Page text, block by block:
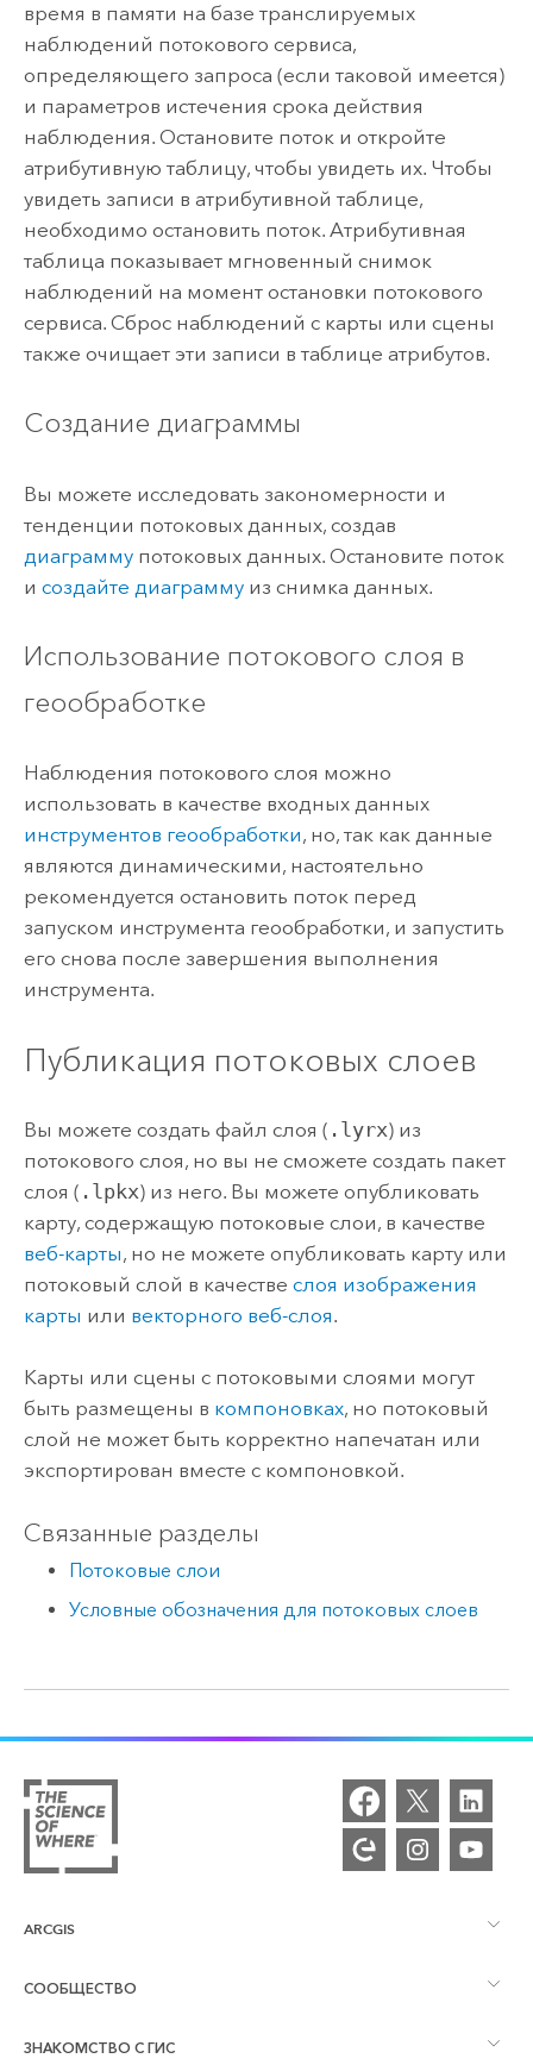
время в памяти на базе транслируемых
наблюдений потокового сервиса,
определяющего запроса (если таковой имеется)
и параметров истечения срока действия
наблюдения. Остановите поток и откройте
атрибутивную таблицу, чтобы увидеть их. Чтобы
увидеть записи в атрибутивной таблице,
необходимо остановить поток. Атрибутивная
таблица показывает мгновенный снимок
наблюдений на момент остановки потокового
сервиса. Сброс наблюдений с карты или сцены
также очищает эти записи в таблице атрибутов.
Создание диаграммы
Вы можете исследовать закономерности и
тенденции потоковых данных, создав
диаграммупотоковых данных. Остановите поток
и создайте диаграммуиз снимка данных.
Использование потокового слоя в
геообработке
Наблюдения потокового слоя можно
использовать в качестве входных данных
инструментов геообработки, но, так как данные
являются динамическими, настоятельно
рекомендуется остановить поток перед
запуском инструмента геообработки, и запустить
его снова после завершения выполнения
инструмента.
Публикация потоковых слоев
Вы можете создать файл слоя ( .lyrx) из
потокового слоя, но вы не сможете создать пакет
слоя ( .lpkx) из него. Вы можете опубликовать
карту, содержащую потоковые слои, в качестве
веб-карты, но не можете опубликовать карту или
потоковый слой в качестве слоя изображения
карты или векторного веб-слоя.
Карты или сцены с потоковыми слоями могут
быть размещены в компоновках, но потоковый
слой не может быть корректно напечатан или
экспортирован вместе с компоновкой.
Связанные разделы
Потоковые слои
Условные обозначения для потоковых слоев
ARCGIS
Обзор ArcGIS
СООБЩЕСТВО
Сообщества и форумы
ЗНАКОМСТВО С ГИС